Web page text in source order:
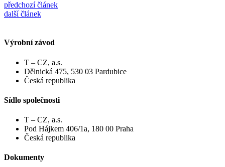
předchozí článek
další článek
Výrobní závod
T – CZ, a.s.
Dělnická 475, 530 03 Pardubice
Česká republika
Sídlo společnosti
T – CZ, a.s.
Pod Hájkem 406/1a, 180 00 Praha
Česká republika
Dokumenty